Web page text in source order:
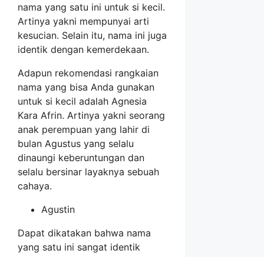
nama yang satu ini untuk si kecil.
Artinya yakni mempunyai arti
kesucian. Selain itu, nama ini juga
identik dengan kemerdekaan.
Adapun rekomendasi rangkaian
nama yang bisa Anda gunakan
untuk si kecil adalah Agnesia
Kara Afrin. Artinya yakni seorang
anak perempuan yang lahir di
bulan Agustus yang selalu
dinaungi keberuntungan dan
selalu bersinar layaknya sebuah
cahaya.
Agustin
Dapat dikatakan bahwa nama
yang satu ini sangat identik